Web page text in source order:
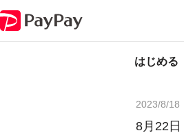
はじめる
2023/8/18
8月22日